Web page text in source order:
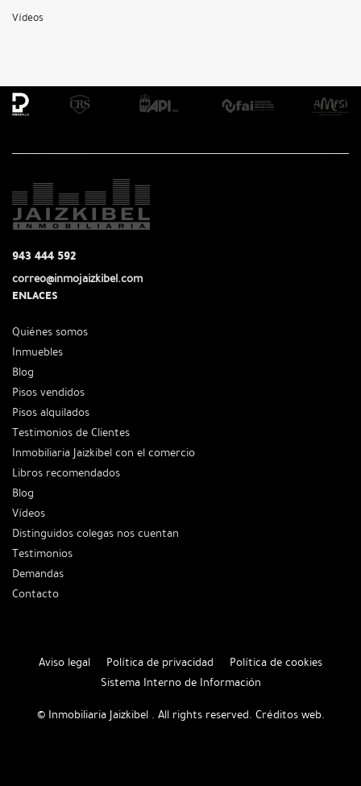
Vídeos
943 444 592
correo@inmojaizkibel.com
ENLACES
Quiénes somos
Inmuebles
Blog
Pisos vendidos
Pisos alquilados
Testimonios de Clientes
Inmobiliaria Jaizkibel con el comercio
Libros recomendados
Blog
Vídeos
Distinguidos colegas nos cuentan
Testimonios
Demandas
Contacto
Aviso legal Política de privacidad
Política de cookies
Sistema Interno de Información
© Inmobiliaria Jaizkibel . All rights reserved. Créditos web.